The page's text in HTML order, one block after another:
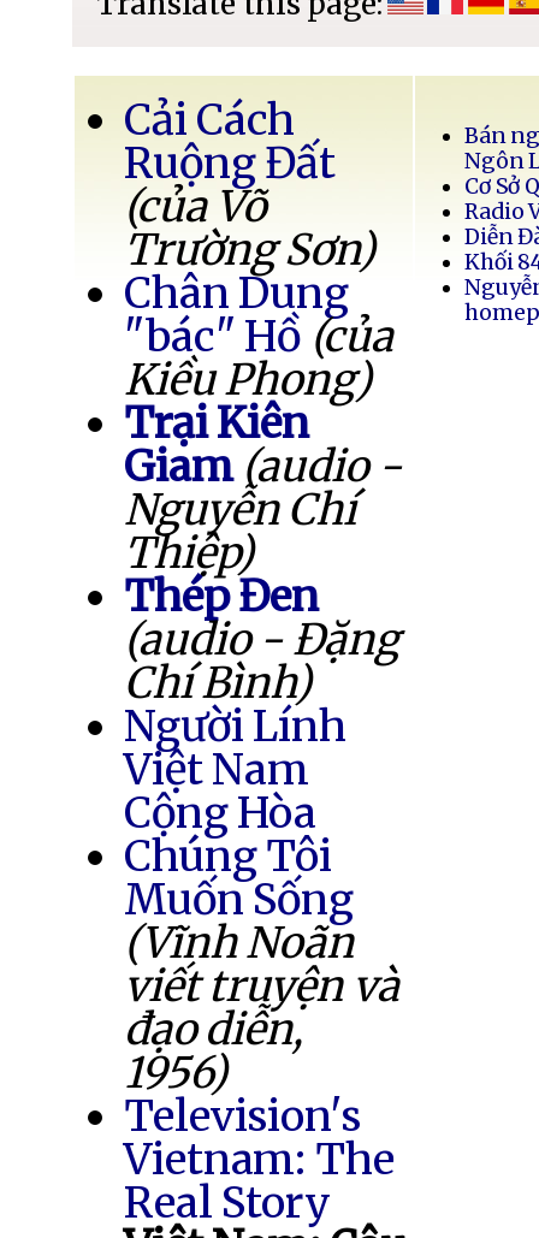
Cải Cách
Ruộng Đất
(của Võ
Trường Sơn)
Chân Dung
"bác" Hồ (của
Kiều Phong)
Trại Kiên
Giam (audio -
Nguyễn Chí
Thiệp)
Thép Đen
(audio - Đặng
Chí Bình)
Người Lính
Việt Nam
Cộng Hòa
Chúng Tôi
Muốn Sống
(Vĩnh Noãn
viết truyện và
đạo diễn,
1956)
Television's
Vietnam: The
Real Story
Bán
Ngôn
Cơ Sở
Radio
Diễn
Khối